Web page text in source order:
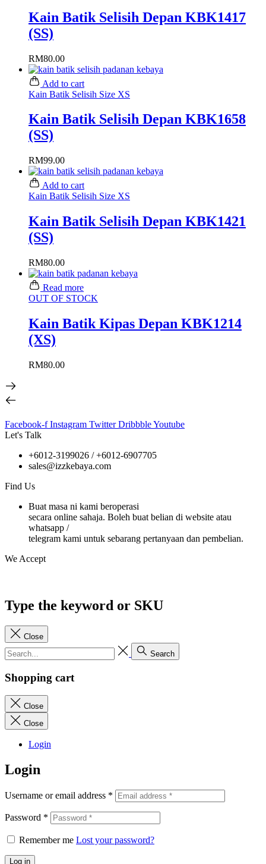
Kain Batik Selisih Depan KBK1417
(SS)
RM80.00
Add to cart
Kain Batik Selisih Size XS
Kain Batik Selisih Depan KBK1658
(SS)
RM99.00
Add to cart
Kain Batik Selisih Size XS
Kain Batik Selisih Depan KBK1421
(SS)
RM80.00
Read more
OUT OF STOCK
Kain Batik Kipas Depan KBK1214
(XS)
RM80.00
Facebook-f Instagram Twitter DribbbleYoutube
Let's Talk
+6012-3199026 / +6012-6907705
sales@izzkebaya.com
Find Us
Buat masa ni kami beroperasi
secara online sahaja. Boleh buat belian di website atau
whatsapp /
telegram kami untuk sebarang pertanyaan dan pembelian.
We Accept
Type the keyword or SKU
Close
Search
Shopping cart
Close
Close
Login
Login
Username or email address *
Password *
Remember me Lost your password?
Log in